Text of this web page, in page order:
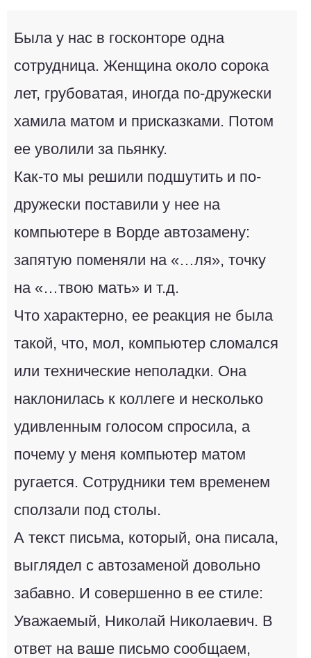
Была у нас в госконторе одна
сотрудница. Женщина около сорока
лет, грубоватая, иногда по-дружески
хамила матом и присказками. Потом
ее уволили за пьянку.
Как-то мы решили подшутить и по-
дружески поставили у нее на
компьютере в Ворде автозамену:
запятую поменяли на «…ля», точку
на «…твою мать» и т.д.
Что характерно, ее реакция не была
такой, что, мол, компьютер сломался
или технические неполадки. Она
наклонилась к коллеге и несколько
удивленным голосом спросила, а
почему у меня компьютер матом
ругается. Сотрудники тем временем
сползали под столы.
А текст письма, который, она писала,
выглядел с автозаменой довольно
забавно. И совершенно в ее стиле:
Уважаемый, Николай Николаевич. В
ответ на ваше письмо сообщаем,